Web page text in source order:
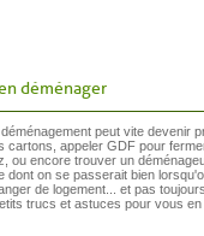
déménager
déménagement peut vite devenir
cartons, appeler GDF pour
ou encore trouver un
dont on se passerait bien
de logement... et pas
trucs et astuces pour vous en